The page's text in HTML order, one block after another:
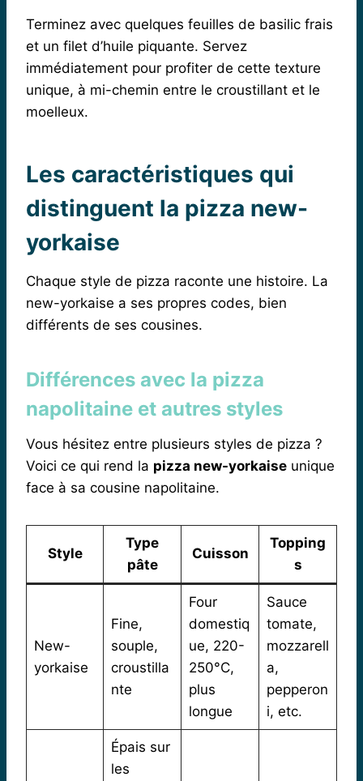
Terminez avec quelques feuilles de basilic frais
et un filet d’huile piquante. Servez
immédiatement pour profiter de cette texture
unique, à mi-chemin entre le croustillant et le
moelleux.
Les caractéristiques qui
distinguent la pizza new-
yorkaise
Chaque style de pizza raconte une histoire. La
new-yorkaise a ses propres codes, bien
différents de ses cousines.
Différences avec la pizza
napolitaine et autres styles
Vous hésitez entre plusieurs styles de pizza ?
Voici ce qui rend la pizza new-yorkaise unique
face à sa cousine napolitaine.
Style
Type
pâte
Cuisson
Topping
s
New-
yorkaise
Fine,
souple,
croustilla
nte
Four
domestiq
ue, 220-
250°C,
plus
longue
Sauce
tomate,
mozzarell
a,
pepperon
i, etc.
Épais sur
les